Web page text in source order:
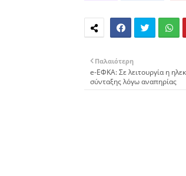
Παλαιότερη
e-ΕΦΚΑ: Σε λειτουργία η
σύνταξης λόγω αναπηρίας